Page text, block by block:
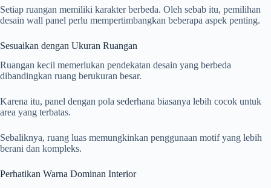
Setiap ruangan memiliki karakter berbeda. Oleh sebab itu, pemilihan
desain wall panel perlu mempertimbangkan beberapa aspek penting.
Sesuaikan dengan Ukuran Ruangan
Ruangan kecil memerlukan pendekatan desain yang berbeda
dibandingkan ruang berukuran besar.
Karena itu, panel dengan pola sederhana biasanya lebih cocok untuk
area yang terbatas.
Sebaliknya, ruang luas memungkinkan penggunaan motif yang lebih
berani dan kompleks.
Perhatikan Warna Dominan Interior